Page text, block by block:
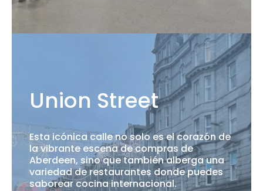
Union Street
Esta icónica calle no solo es el corazón de
la vibrante escena de compras de
Aberdeen, sino que también alberga una
variedad de restaurantes donde puedes
saborear cocina internacional.